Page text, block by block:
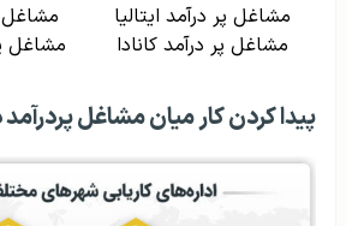
مشاغل پر درآمد ایتالیا
مشاغل
مشاغل پر درآمد کانادا
مشاغل
پیدا کردن کار میان مشاغل